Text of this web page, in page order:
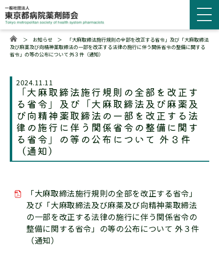
＞ お知らせ＞
「大麻取締法施行規則の全部を改正する省令」及び「大麻取締法
及び麻薬及び向精神薬取締法の一部を改正する法律の施行に伴う関係省令の整備に関する
省令」の等の公布について 外３件（通知）
2024.11.11
「大麻取締法施行規則の全部を改正す
る省令」及び「大麻取締法及び麻薬及
び向精神薬取締法の一部を改正する法
律の施行に伴う関係省令の整備に関す
る省令」の等の公布について 外３件
（通知）
「大麻取締法施行規則の全部を改正する省令」
及び「大麻取締法及び麻薬及び向精神薬取締法
の一部を改正する法律の施行に伴う関係省令の
整備に関する省令」の等の公布について 外３件
（通知）